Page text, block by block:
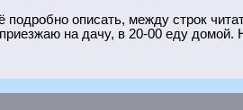
подробно описать, между строк
на дачу, в 20-00 еду домой.